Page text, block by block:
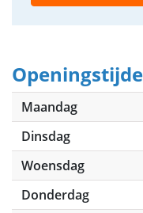
Maandag
Dinsdag
Woensdag
Donderdag